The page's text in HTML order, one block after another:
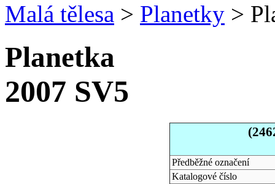
Malá tělesa > Planetky >
Planetka
2007 SV5
Předběžné označení
Katalogové číslo